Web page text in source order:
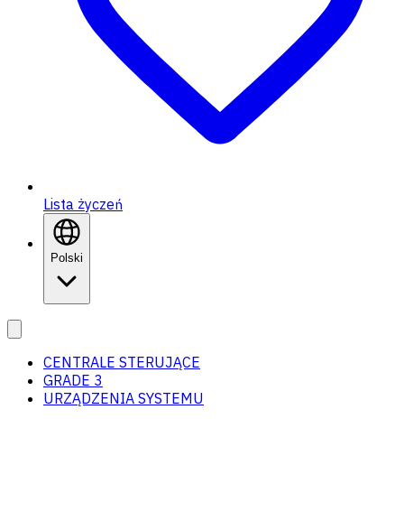
Lista życzeń
Polski
CENTRALE STERUJĄCE
GRADE 3
URZĄDZENIA SYSTEMU